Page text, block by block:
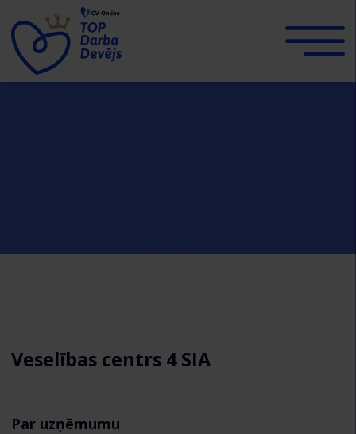
Veselības centrs 4 SIA
Par uzņēmumu